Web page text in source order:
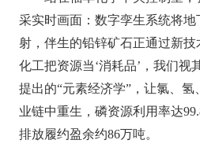
采实时画面：数字孪生系统将地
射，伴生的铅锌矿石正通过新
化工把资源当‘消耗品’，我们视
提出的“元素经济学”，让氯、
业链中重生，磷资源利用率达
排放履约盈余约86万吨。